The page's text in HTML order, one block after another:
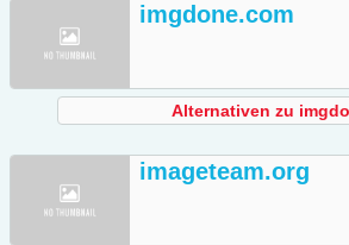
imgdone.com
Alternativen zu
imageteam.org